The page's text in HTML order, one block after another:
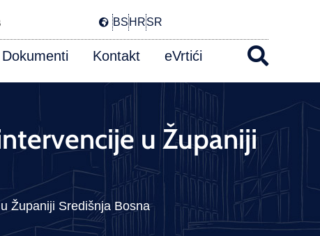
BSHRSR
Dokumenti Kontakt eVrtići
u Županiji
Županiji Središnja Bosna